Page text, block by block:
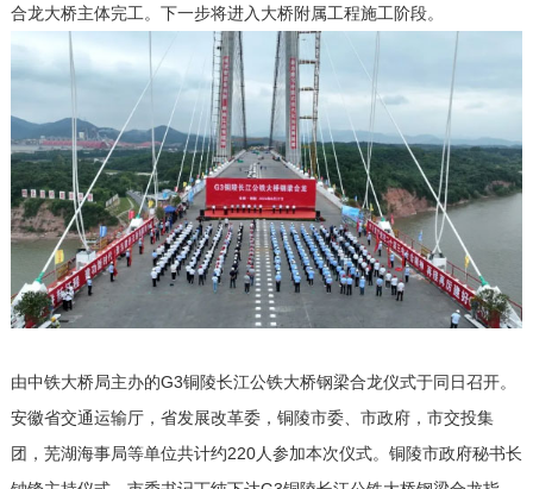
合龙大桥主体完工。下一步将进入大桥附属工程施工阶段。
由中铁大桥局主办的G3铜陵长江公铁大桥钢梁合龙仪式于同日召开。
安徽省交通运输厅，省发展改革委，铜陵市委、市政府，市交投集
团，芜湖海事局等单位共计约220人参加本次仪式。铜陵市政府秘书长